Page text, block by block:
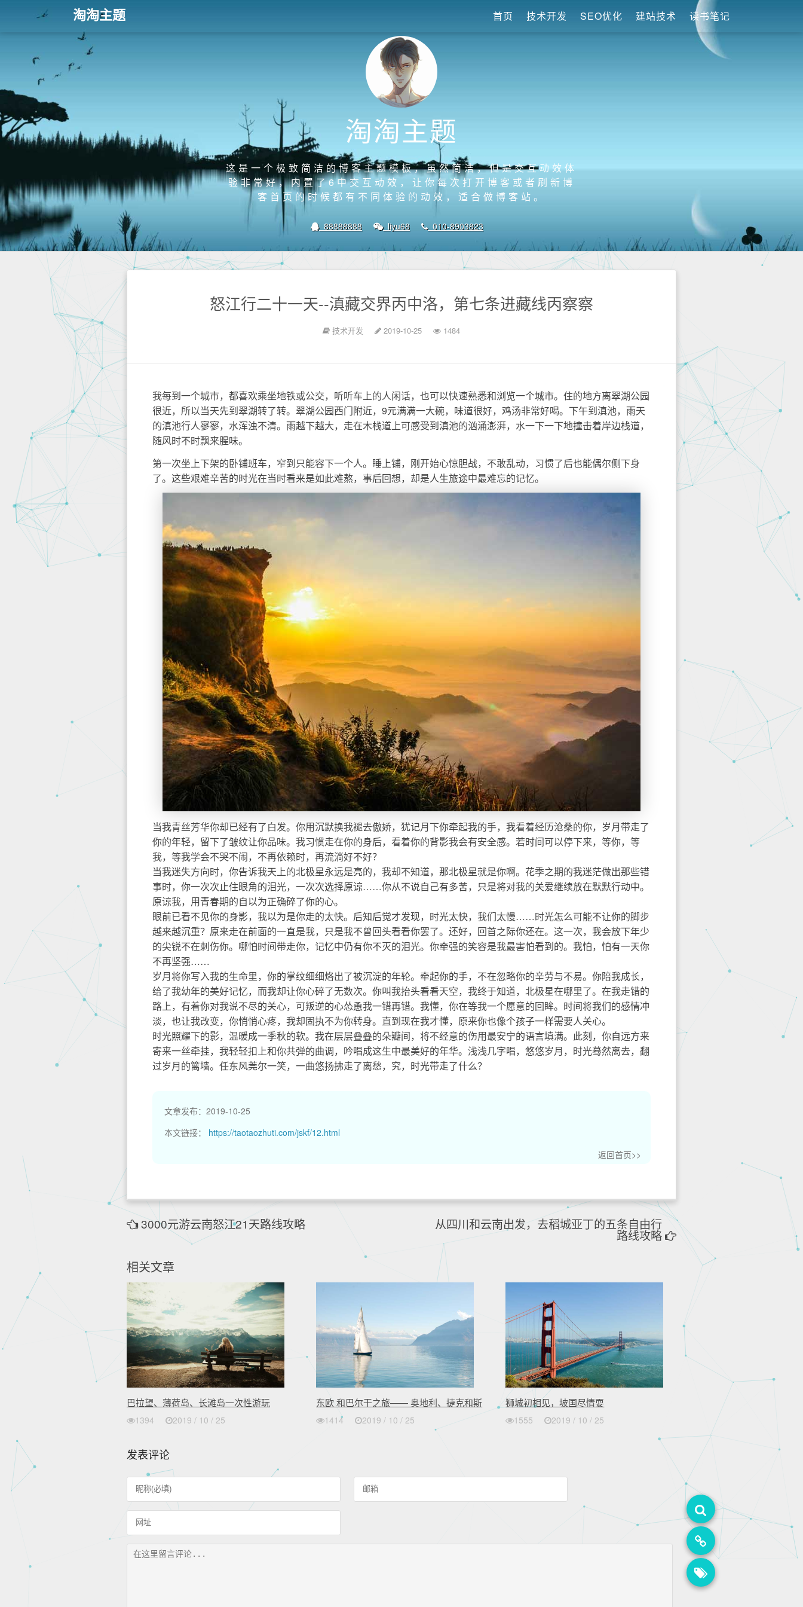
淘淘主题 首页 技术开发 SEO优化 建站技术 读书笔记
淘淘主题
这是一个极致简洁的博客主题模板，虽然简洁，但是交互动效体
验非常好，内置了6中交互动效，让你每次打开博客或者刷新博
客首页的时候都有不同体验的动效，适合做博客站。
88888888 liyu68 010-8903823
怒江行二十一天--滇藏交界丙中洛，第七条进藏线丙察察
技术开发 2019-10-25 1484
我每到一个城市，都喜欢乘坐地铁或公交，听听车上的人闲话，也可以快速熟悉和浏览一个城市。住的地方离翠湖公园
很近，所以当天先到翠湖转了转。翠湖公园西门附近，9元满满一大碗，味道很好，鸡汤非常好喝。下午到滇池，雨天
的滇池行人寥寥，水浑浊不清。雨越下越大，走在木栈道上可感受到滇池的汹涌澎湃，水一下一下地撞击着岸边栈道，
随风时不时飘来腥味。
第一次坐上下架的卧铺班车，窄到只能容下一个人。睡上铺，刚开始心惊胆战，不敢乱动，习惯了后也能偶尔侧下身
了。这些艰难辛苦的时光在当时看来是如此难熬，事后回想，却是人生旅途中最难忘的记忆。
当我青丝芳华你却已经有了白发。你用沉默换我褪去傲娇，犹记月下你牵起我的手，我看着经历沧桑的你，岁月带走了
你的年轻，留下了皱纹让你品味。我习惯走在你的身后，看着你的背影我会有安全感。若时间可以停下来，等你，等
我，等我学会不哭不闹，不再依赖时，再流淌好不好？
当我迷失方向时，你告诉我天上的北极星永远是亮的，我却不知道，那北极星就是你啊。花季之期的我迷茫做出那些错
事时，你一次次止住眼角的泪光，一次次选择原谅……你从不说自己有多苦，只是将对我的关爱继续放在默默行动中。
原谅我，用青春期的自以为正确碎了你的心。
眼前已看不见你的身影，我以为是你走的太快。后知后觉才发现，时光太快，我们太慢……时光怎么可能不让你的脚步
越来越沉重？原来走在前面的一直是我，只是我不曾回头看看你罢了。还好，回首之际你还在。这一次，我会放下年少
的尖锐不在刺伤你。哪怕时间带走你，记忆中仍有你不灭的泪光。你牵强的笑容是我最害怕看到的。我怕，怕有一天你
不再坚强……
岁月将你写入我的生命里，你的掌纹细细烙出了被沉淀的年轮。牵起你的手，不在忽略你的辛劳与不易。你陪我成长，
给了我幼年的美好记忆，而我却让你心碎了无数次。你叫我抬头看看天空，我终于知道，北极星在哪里了。在我走错的
路上，有着你对我说不尽的关心，可叛逆的心怂恿我一错再错。我懂，你在等我一个愿意的回眸。时间将我们的感情冲
淡，也让我改变，你悄悄心疼，我却固执不为你转身。直到现在我才懂，原来你也像个孩子一样需要人关心。
时光照耀下的影，温暖成一季秋的软。我在层层叠叠的朵瓣间，将不经意的伤用最安宁的语言填满。此刻，你自远方来
寄来一丝牵挂，我轻轻扣上和你共弹的曲调，吟唱成这生中最美好的年华。浅浅几字唱，悠悠岁月，时光蓦然离去，翻
过岁月的篱墙。任东风莞尔一笑，一曲悠扬拂走了离愁，究，时光带走了什么？
文章发布：2019-10-25
本文链接： https://taotaozhuti.com/jskf/12.html
返回首页>>
3000元游云南怒江21天路线攻略 从四川和云南出发，去稻城亚丁的五条自由行
路线攻略
相关文章
巴拉望、薄荷岛、长滩岛一次性游玩
1394 2019 / 10 / 25
东欧 和巴尔干之旅—— 奥地利、捷克和斯
洛伐克
1414 2019 / 10 / 25
狮城初相见，坡国尽情耍
1555 2019 / 10 / 25
发表评论